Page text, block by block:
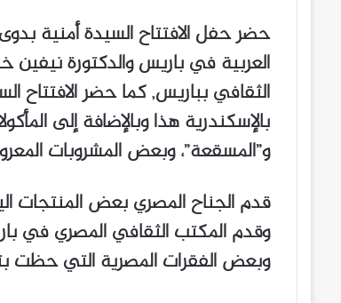
حضر حفل الافتتاح السيدة أمنية
العربية في باريس والدكتورة نيفين
الثقافي بباريس, كما حضر الافتتاح
بالإسكندرية هذا وبالإضافة إلى
و”المسقعة”، وبعض المشروبات
قدم الجناح المصري بعض المنتجات
وقدم المكتب الثقافي المصري في
وبعض الفقرات المصرية التي حظت